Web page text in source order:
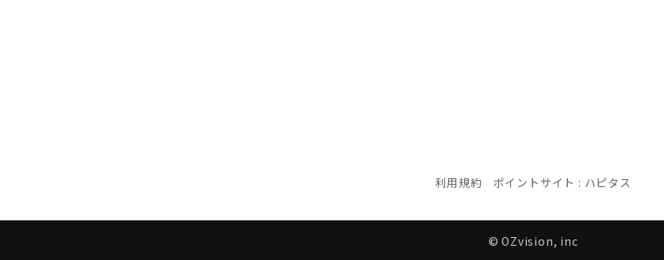
利用規約 ポイントサイト : ハピタス
© OZvision, inc